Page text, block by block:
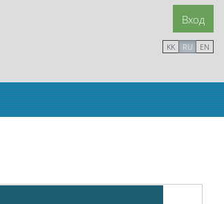
Вход
KK RU EN